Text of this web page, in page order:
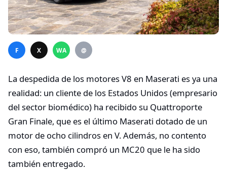
F X WA @
La despedida de los motores V8 en Maserati es ya una
realidad: un cliente de los Estados Unidos (empresario
del sector biomédico) ha recibido su Quattroporte
Gran Finale, que es el último Maserati dotado de un
motor de ocho cilindros en V. Además, no contento
con eso, también compró un MC20 que le ha sido
también entregado.